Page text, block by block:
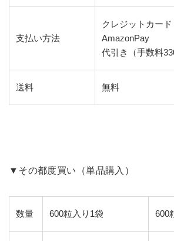
支払い方法
クレジットカード
AmazonPay
代引き（手数料
送料 無料
▼その都度買い（単品購入）
数量 600粒入り1袋 600